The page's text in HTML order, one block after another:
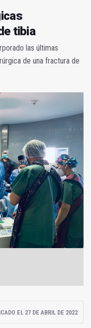
tibia
las últimas
de una fractura de
EL 27 DE ABRIL DE 2022